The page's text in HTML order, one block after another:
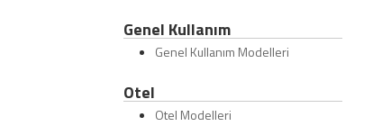
Genel Kullanım
Genel Kullanım Modelleri
Otel
Otel Modelleri